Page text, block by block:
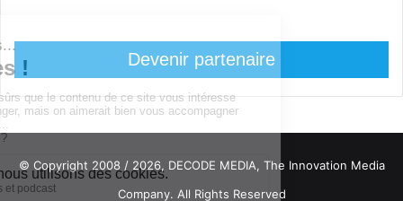
Devenir partenaire
© Copyright 2008 / 2026, DECODE MEDIA, The Innovation Media
Company. All Rights Reserved